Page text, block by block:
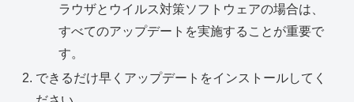
ラウザとウイルス対策ソフトウェアの場合は、
すべてのアップデートを実施することが重要で
す。
できるだけ早くアップデートをインストールしてく